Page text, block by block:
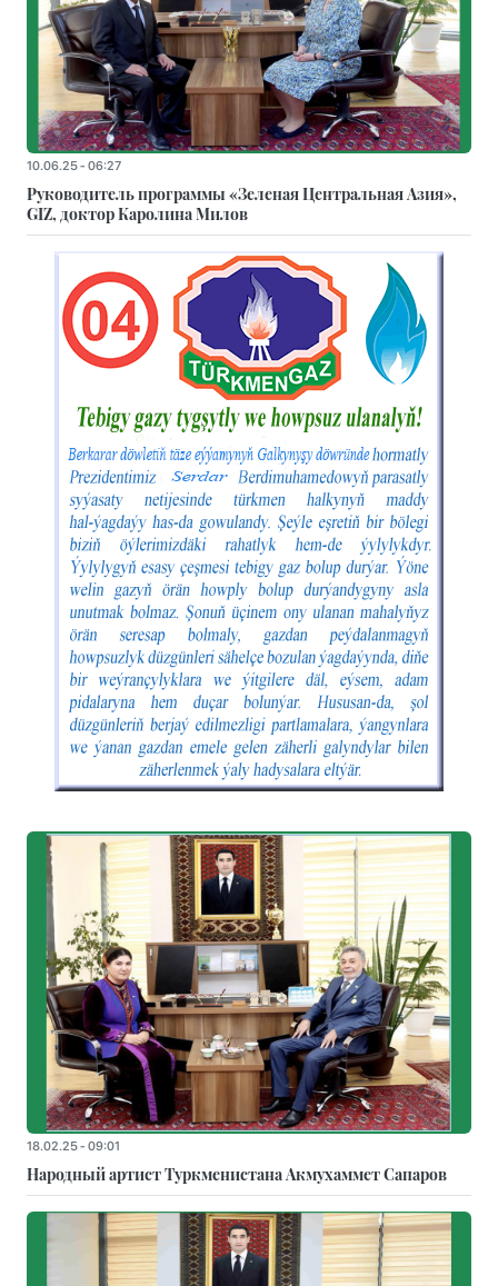
10.06.25 - 06:27
Руководитель программы «Зеленая Центральная Азия»,
GIZ, доктор Каролина Милов
18.02.25 - 09:01
Народный артист Туркменистана Акмухаммет Сапаров